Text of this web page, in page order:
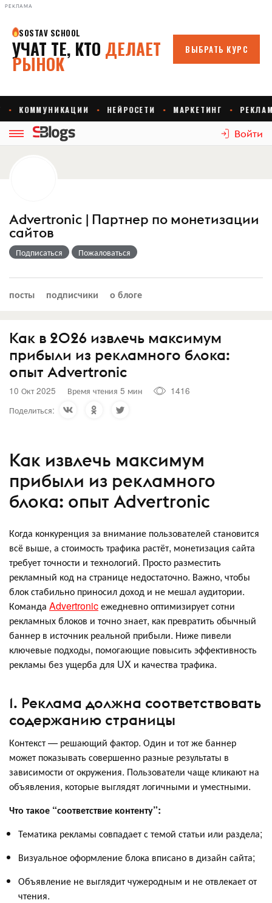
РЕКЛАМА
Войти
Advertronic | Партнер по монетизации
сайтов
Подписаться Пожаловаться
посты подписчики о блоге
Как в 2026 извлечь максимум
прибыли из рекламного блока:
опыт Advertronic
10 Окт 2025 Время чтения 5 мин
1416
Поделиться:
Как извлечь максимум
прибыли из рекламного
блока: опыт Advertronic
Когда конкуренция за внимание пользователей становится
всё выше, а стоимость трафика растёт, монетизация сайта
требует точности и технологий. Просто разместить
рекламный код на странице недостаточно. Важно, чтобы
блок стабильно приносил доход и не мешал аудитории.
Команда Advertronicежедневно оптимизирует сотни
рекламных блоков и точно знает, как превратить обычный
баннер в источник реальной прибыли. Ниже пивели
ключевые подходы, помогающие повысить эффективность
рекламы без ущерба для UX и качества трафика.
1. Реклама должна соответствовать
содержанию страницы
Контекст — решающий фактор. Один и тот же баннер
может показывать совершенно разные результаты в
зависимости от окружения. Пользователи чаще кликают на
объявления, которые выглядят логичными и уместными.
Что такое “соответствие контенту”:
Тематика рекламы совпадает с темой статьи или раздела;
Визуальное оформление блока вписано в дизайн сайта;
Объявление не выглядит чужеродным и не отвлекает от
чтения.